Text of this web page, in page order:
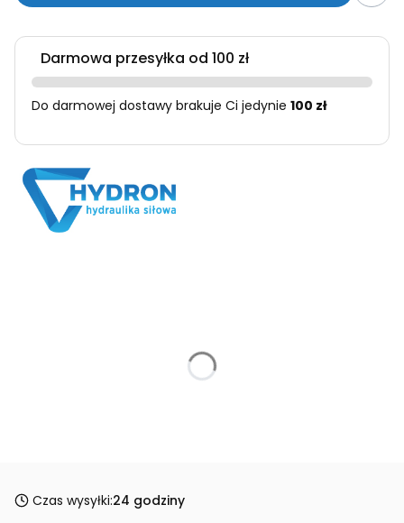
Darmowa przesyłka od 100 zł
Do darmowej dostawy brakuje Ci jedynie 100 zł
Czas wysyłki:24 godziny